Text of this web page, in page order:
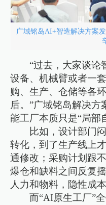
广域铭岛AI+智造解决方案
“过去，大家谈论
设备、机械臂或者一
购、生产、仓储等各
后。”广域铭岛解决方
能工厂本质只是“局部
比如，设计部门
转化，到了生产线上
通修改；采购计划跟
爆仓和缺料之间反复
人力和物料，隐性成
而“AI原生工厂”